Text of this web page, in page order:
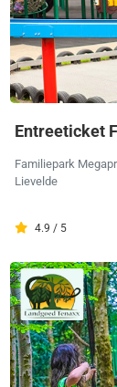
Entreeticket
Familiepark
Lievelde
4.9 / 5